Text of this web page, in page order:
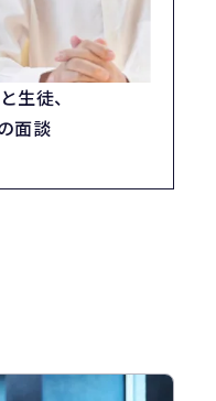
生徒、
面談